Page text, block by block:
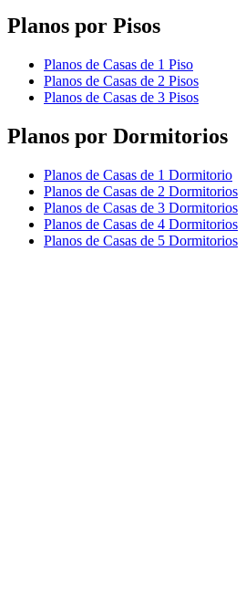
Planos por Pisos
Planos de Casas de 1 Piso
Planos de Casas de 2 Pisos
Planos de Casas de 3 Pisos
Planos por Dormitorios
Planos de Casas de 1 Dormitorio
Planos de Casas de 2 Dormitorios
Planos de Casas de 3 Dormitorios
Planos de Casas de 4 Dormitorios
Planos de Casas de 5 Dormitorios